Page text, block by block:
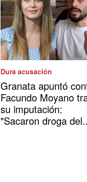
Dura acusación
Granata apuntó
Facundo Moyano
su imputación:
"Sacaron droga